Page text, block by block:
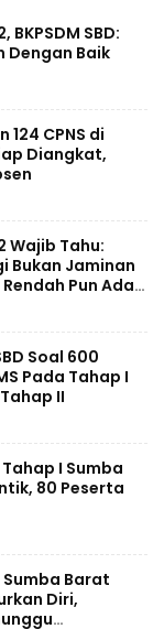
BKPSDM SBD:
Dengan Baik
124 CPNS di
Diangkat,
Wajib Tahu:
Bukan Jaminan
Pun Ada
Soal 600
Pada Tahap I
II
Tahap I Sumba
80 Peserta
Sumba Barat
Diri,